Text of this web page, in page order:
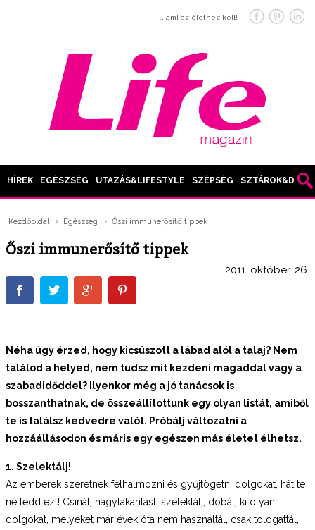
… ami az élethez kell!
HÍREK EGÉSZSÉG UTAZÁS&LIFESTYLE SZÉPSÉG SZTÁROK&DIVAT
Kezdőoldal Egészség Őszi immunerősítő tippek
Őszi immunerősítő tippek
2011. október. 26.
Néha úgy érzed, hogy kicsúszott a lábad alól a talaj? Nem
találod a helyed, nem tudsz mit kezdeni magaddal vagy a
szabadidőddel? Ilyenkor még a jó tanácsok is
bosszanthatnak, de összeállítottunk egy olyan listát, amiből
te is találsz kedvedre valót. Próbálj változatni a
hozzáállásodon és máris egy egészen más életet élhetsz.
1. Szelektálj!
Az emberek szeretnek felhalmozni és gyűjtögetni dolgokat, hát te
ne tedd ezt! Csinálj nagytakarítást, szelektálj, dobálj ki olyan
dolgokat, melyeket már évek óta nem használtál, csak tologattál,